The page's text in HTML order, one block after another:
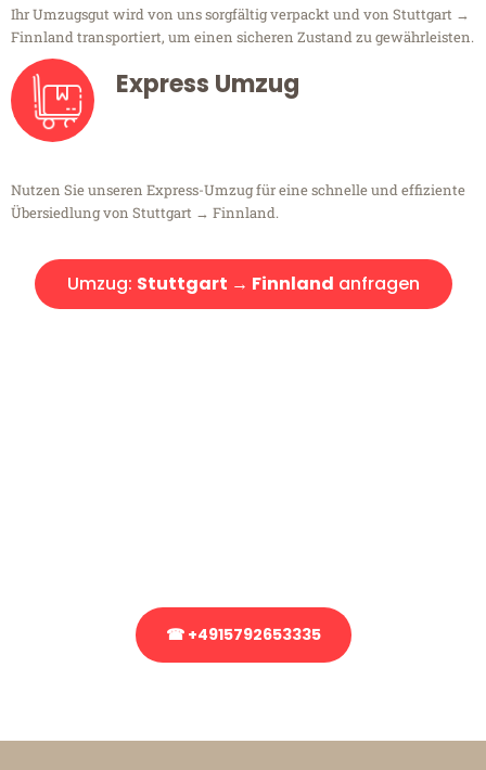
Ihr Umzugsgut wird von uns sorgfältig verpackt und von Stuttgart →
Finnland transportiert, um einen sicheren Zustand zu gewährleisten.
Express Umzug
Nutzen Sie unseren Express-Umzug für eine schnelle und effiziente
Übersiedlung von Stuttgart → Finnland.
Umzug: Stuttgart → Finnland anfragen
☎ +4915792653335